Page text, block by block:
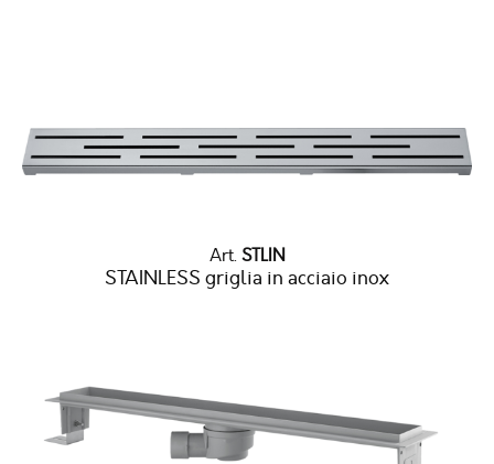
Art. STLIN
STAINLESS griglia in acciaio inox